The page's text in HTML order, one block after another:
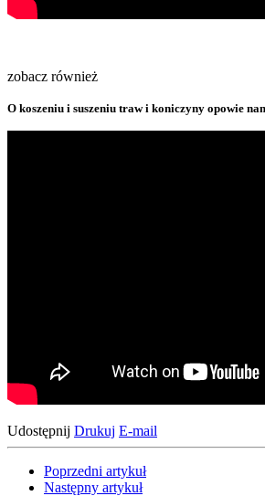
zobacz również
O koszeniu i suszeniu traw i koniczyny opowie
Udostępnij Drukuj E-mail
Poprzedni artykuł
Następny artykuł